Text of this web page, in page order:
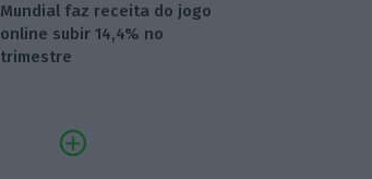
Mundial faz receita do jogo
online subir 14,4% no
trimestre